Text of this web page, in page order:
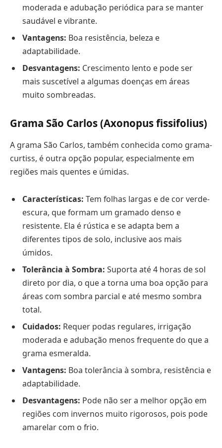
moderada e adubação periódica para se manter
saudável e vibrante.
Vantagens: Boa resistência, beleza e
adaptabilidade.
Desvantagens: Crescimento lento e pode ser
mais suscetível a algumas doenças em áreas
muito sombreadas.
Grama São Carlos (Axonopus fissifolius)
A grama São Carlos, também conhecida como grama-
curtiss, é outra opção popular, especialmente em
regiões mais quentes e úmidas.
Características: Tem folhas largas e de cor verde-
escura, que formam um gramado denso e
resistente. Ela é rústica e se adapta bem a
diferentes tipos de solo, inclusive aos mais
úmidos.
Tolerância à Sombra: Suporta até 4 horas de sol
direto por dia, o que a torna uma boa opção para
áreas com sombra parcial e até mesmo sombra
total.
Cuidados: Requer podas regulares, irrigação
moderada e adubação menos frequente do que a
grama esmeralda.
Vantagens: Boa tolerância à sombra, resistência e
adaptabilidade.
Desvantagens: Pode não ser a melhor opção em
regiões com invernos muito rigorosos, pois pode
amarelar com o frio.